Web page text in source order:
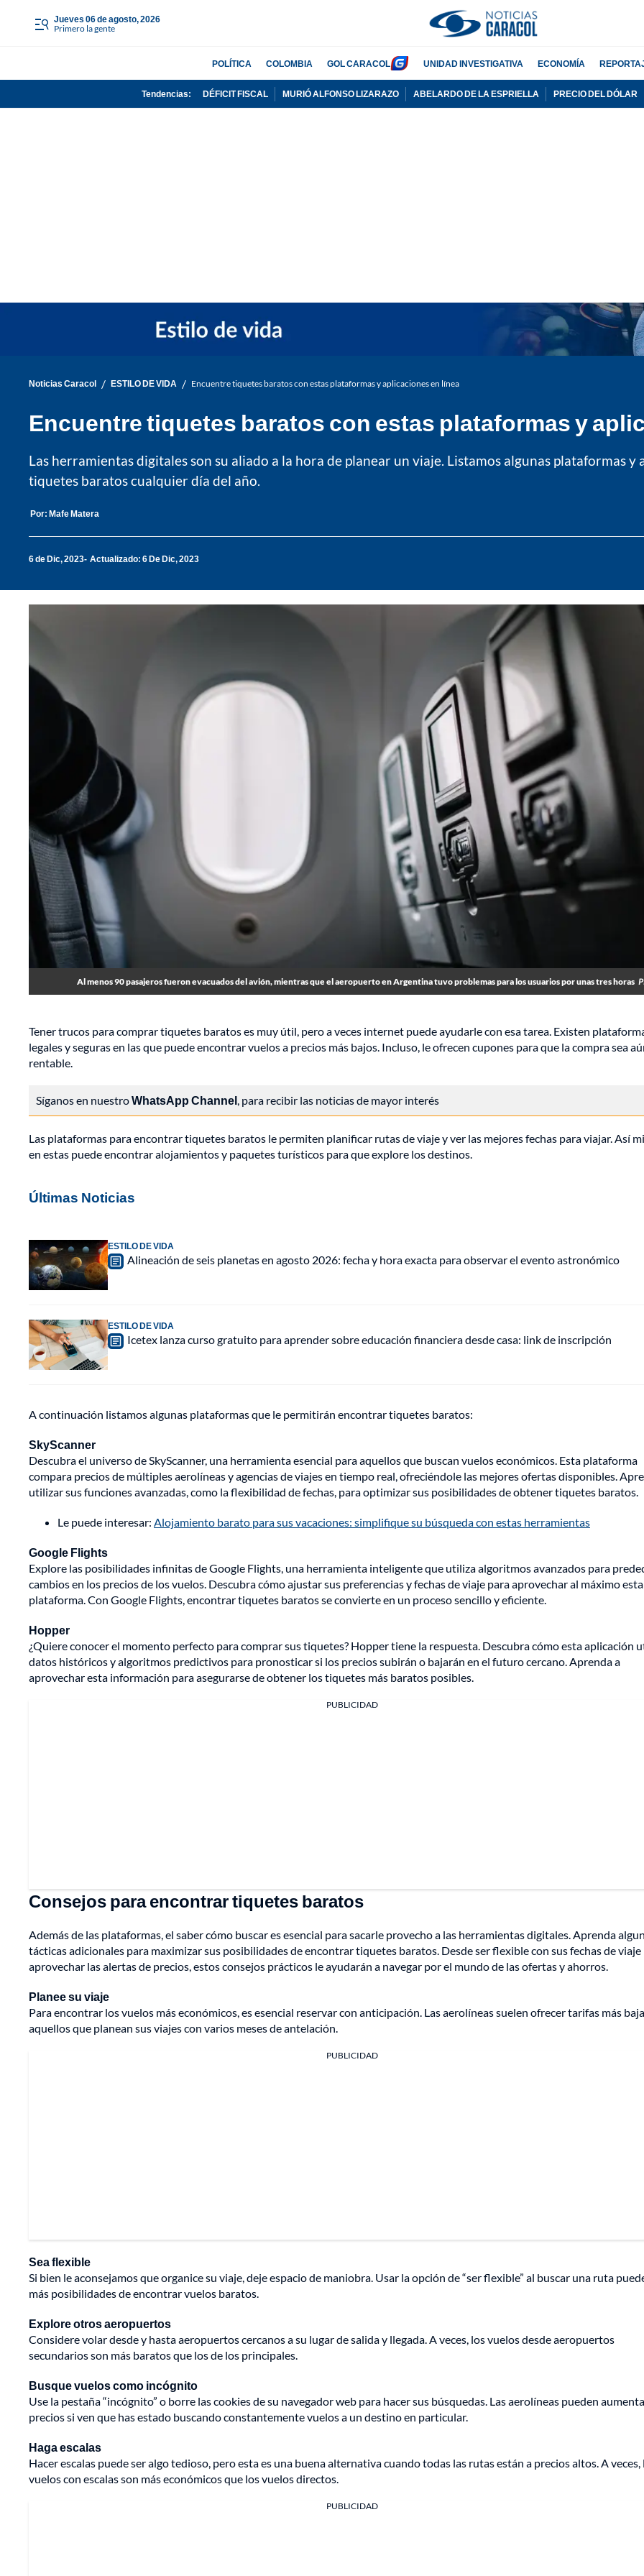
jueves 06 de agosto, 2026
Primero la gente
POLÍTICA COLOMBIA GOL CARACOL UNIDAD INVESTIGATIVA ECONOMÍA
Tendencias: DÉFICIT FISCAL MURIÓ ALFONSO LIZARAZO ABELARDO DE LA ESPRIELLA PRECIO DEL DÓLAR
Noticias Caracol / ESTILO DE VIDA / Encuentre tiquetes baratos con estas plataformas y aplicaciones en línea
Encuentre tiquetes baratos con estas plataformas y
Las herramientas digitales son su aliado a la hora de planear un viaje. Listamos algunas plataformas
tiquetes baratos cualquier día del año.
Por: Mafe Matera
6 de Dic, 2023 Actualizado: 6 De Dic, 2023
Al menos 90 pasajeros fueron evacuados del avión, mientras que el aeropuerto en Argentina tuvo problemas para los usuarios por unas tres horas
Tener trucos para comprar tiquetes baratos es muy útil, pero a veces internet puede ayudarle con esa tarea. Existen
legales y seguras en las que puede encontrar vuelos a precios más bajos. Incluso, le ofrecen cupones para que la compra sea
rentable.
Síganos en nuestroWhatsApp Channel, para recibir las noticias de mayor interés
Las plataformas para encontrar tiquetes baratos le permiten planificar rutas de viaje y ver las mejores fechas para viajar. Así
en estas puede encontrar alojamientos y paquetes turísticos para que explore los destinos.
Últimas Noticias
ESTILO DE VIDA
Alineación de seis planetas en agosto 2026: fecha y hora exacta para observar el evento astronómico
ESTILO DE VIDA
Icetex lanza curso gratuito para aprender sobre educación financiera desde casa: link de inscripción
A continuación listamos algunas plataformas que le permitirán encontrar tiquetes baratos:
SkyScanner
Descubra el universo de SkyScanner, una herramienta esencial para aquellos que buscan vuelos económicos. Esta plataforma
compara precios de múltiples aerolíneas y agencias de viajes en tiempo real, ofreciéndole las mejores ofertas disponibles.
utilizar sus funciones avanzadas, como la flexibilidad de fechas, para optimizar sus posibilidades de obtener tiquetes baratos.
Le puede interesar: Alojamiento barato para sus vacaciones: simplifique su búsqueda con estas herramientas
Google Flights
Explore las posibilidades infinitas de Google Flights, una herramienta inteligente que utiliza algoritmos avanzados para
cambios en los precios de los vuelos. Descubra cómo ajustar sus preferencias y fechas de viaje para aprovechar al máximo esta
plataforma. Con Google Flights, encontrar tiquetes baratos se convierte en un proceso sencillo y eficiente.
Hopper
¿Quiere conocer el momento perfecto para comprar sus tiquetes? Hopper tiene la respuesta. Descubra cómo esta aplicación
datos históricos y algoritmos predictivos para pronosticar si los precios subirán o bajarán en el futuro cercano. Aprenda a
aprovechar esta información para asegurarse de obtener los tiquetes más baratos posibles.
PUBLICIDAD
Consejos para encontrar tiquetes baratos
Además de las plataformas, el saber cómo buscar es esencial para sacarle provecho a las herramientas digitales. Aprenda
tácticas adicionales para maximizar sus posibilidades de encontrar tiquetes baratos. Desde ser flexible con sus fechas de viaje
aprovechar las alertas de precios, estos consejos prácticos le ayudarán a navegar por el mundo de las ofertas y ahorros.
Planee su viaje
Para encontrar los vuelos más económicos, es esencial reservar con anticipación. Las aerolíneas suelen ofrecer tarifas más
aquellos que planean sus viajes con varios meses de antelación.
PUBLICIDAD
Sea flexible
Si bien le aconsejamos que organice su viaje, deje espacio de maniobra. Usar la opción de “ser flexible” al buscar una ruta
más posibilidades de encontrar vuelos baratos.
Explore otros aeropuertos
Considere volar desde y hasta aeropuertos cercanos a su lugar de salida y llegada. A veces, los vuelos desde aeropuertos
secundarios son más baratos que los de los principales.
Busque vuelos como incógnito
Use la pestaña “incógnito” o borre las cookies de su navegador web para hacer sus búsquedas. Las aerolíneas pueden
precios si ven que has estado buscando constantemente vuelos a un destino en particular.
Haga escalas
Hacer escalas puede ser algo tedioso, pero esta es una buena alternativa cuando todas las rutas están a precios altos. A veces,
vuelos con escalas son más económicos que los vuelos directos.
PUBLICIDAD